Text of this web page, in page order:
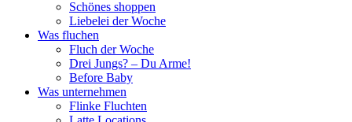
Schönes shoppen
Liebelei der Woche
Was fluchen
Fluch der Woche
Drei Jungs? – Du Arme!
Before Baby
Was unternehmen
Flinke Fluchten